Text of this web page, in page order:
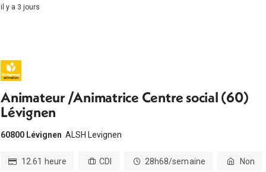
il y a 3 jours
Animateur /Animatrice Centre social (60)
Lévignen
60800 Lévignen ALSH Levignen
12.61 heure CDI 28h68/semaine Non